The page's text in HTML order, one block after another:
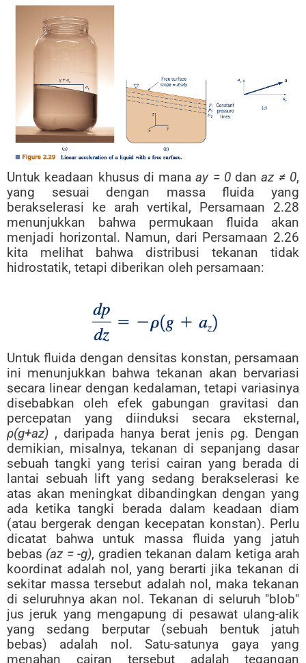
Untuk keadaan khusus di manaay = 0 dan az ≠ 0,
yang sesuai dengan massa fluida yang
berakselerasi ke arah vertikal, Persamaan 2.28
menunjukkan bahwa permukaan fluida akan
menjadi horizontal. Namun, dari Persamaan 2.26
kita melihat bahwa distribusi tekanan tidak
hidrostatik, tetapi diberikan oleh persamaan:
Untuk fluida dengan densitas konstan, persamaan
ini menunjukkan bahwa tekanan akan bervariasi
secara linear dengan kedalaman, tetapi variasinya
disebabkan oleh efek gabungan gravitasi dan
percepatan yang diinduksi secara eksternal,
ρ(g+az) , daripada hanya berat jenis ρg. Dengan
demikian, misalnya, tekanan di sepanjang dasar
sebuah tangki yang terisi cairan yang berada di
lantai sebuah lift yang sedang berakselerasi ke
atas akan meningkat dibandingkan dengan yang
ada ketika tangki berada dalam keadaan diam
(atau bergerak dengan kecepatan konstan). Perlu
dicatat bahwa untuk massa fluida yang jatuh
bebas (az = -g), gradien tekanan dalam ketiga arah
koordinat adalah nol, yang berarti jika tekanan di
sekitar massa tersebut adalah nol, maka tekanan
di seluruhnya akan nol. Tekanan di seluruh "blob"
jus jeruk yang mengapung di pesawat ulang-alik
yang sedang berputar (sebuah bentuk jatuh
bebas) adalah nol. Satu-satunya gaya yang
menahan cairan tersebut adalah tegangan